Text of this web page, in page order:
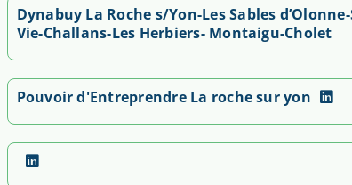
Dynabuy La Roche s/Yon-Les Sables
Vie-Challans-Les Herbiers- Montaigu-Cholet
Pouvoir d'Entreprendre La roche sur yon